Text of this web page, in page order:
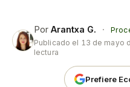
Por Arantxa G. ·
Publicado el 13 de mayo
lectura
Prefiere